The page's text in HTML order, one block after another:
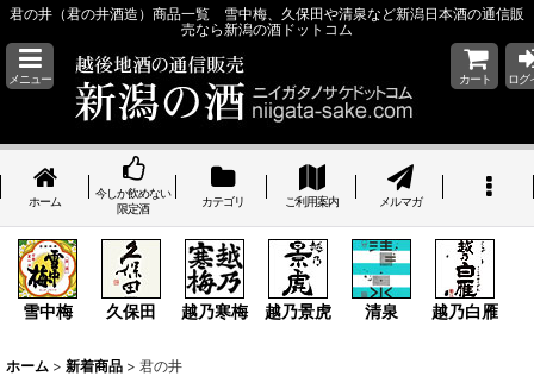
君の井（君の井酒造）商品一覧 雪中梅、久保田や清泉など新潟日本酒の通信販
売なら新潟の酒ドットコム
メニュー カート ログ
ホーム
今しか飲めない
限定酒
カテゴリ ご利用案内 メルマガ
雪中梅 久保田 越乃寒梅 越乃景虎 清泉 越乃白雁
ホーム > 新着商品 > 君の井